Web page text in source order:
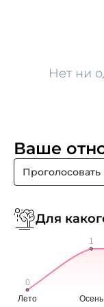
Нет ни
Ваше
Проголосовать
Для